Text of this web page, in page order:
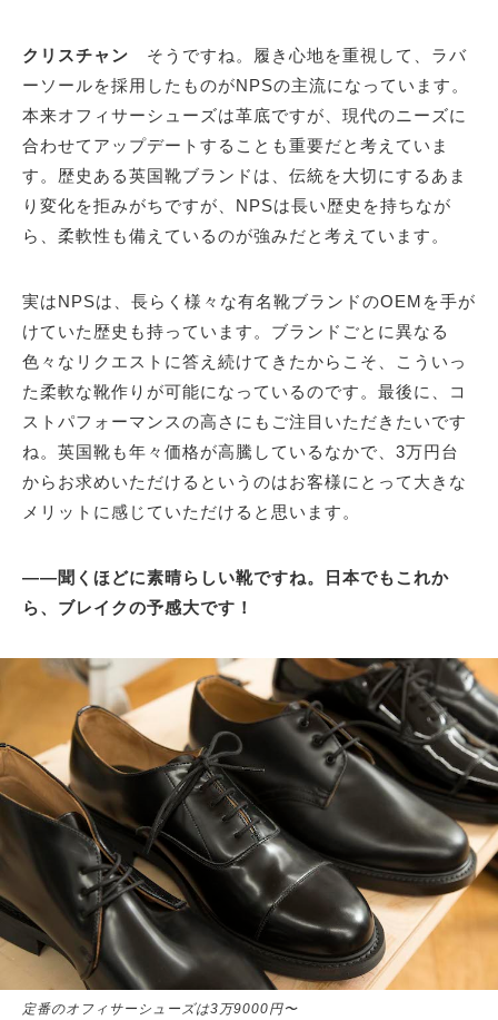
クリスチャン そうですね。履き心地を重視して、ラバ
ーソールを採用したものがNPSの主流になっています。
本来オフィサーシューズは革底ですが、現代のニーズに
合わせてアップデートすることも重要だと考えていま
す。歴史ある英国靴ブランドは、伝統を大切にするあま
り変化を拒みがちですが、NPSは長い歴史を持ちなが
ら、柔軟性も備えているのが強みだと考えています。
実はNPSは、長らく様々な有名靴ブランドのOEMを手が
けていた歴史も持っています。ブランドごとに異なる
色々なリクエストに答え続けてきたからこそ、こういっ
た柔軟な靴作りが可能になっているのです。最後に、コ
ストパフォーマンスの高さにもご注目いただきたいです
ね。英国靴も年々価格が高騰しているなかで、3万円台
からお求めいただけるというのはお客様にとって大きな
メリットに感じていただけると思います。
――聞くほどに素晴らしい靴ですね。日本でもこれか
ら、ブレイクの予感大です！
定番のオフィサーシューズは3万9000円〜